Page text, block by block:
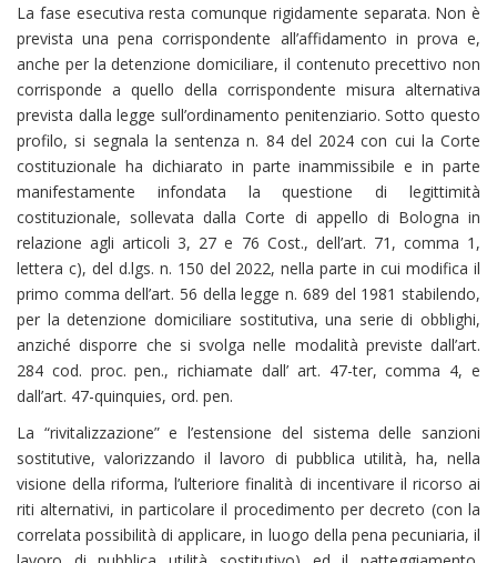
La fase esecutiva resta comunque rigidamente separata. Non è
prevista una pena corrispondente all’affidamento in prova e,
anche per la detenzione domiciliare, il contenuto precettivo non
corrisponde a quello della corrispondente misura alternativa
prevista dalla legge sull’ordinamento penitenziario. Sotto questo
profilo, si segnala la sentenza n. 84 del 2024 con cui la Corte
costituzionale ha dichiarato in parte inammissibile e in parte
manifestamente infondata la questione di legittimità
costituzionale, sollevata dalla Corte di appello di Bologna in
relazione agli articoli 3, 27 e 76 Cost., dell’art. 71, comma 1,
lettera c), del d.lgs. n. 150 del 2022, nella parte in cui modifica il
primo comma dell’art. 56 della legge n. 689 del 1981 stabilendo,
per la detenzione domiciliare sostitutiva, una serie di obblighi,
anziché disporre che si svolga nelle modalità previste dall’art.
284 cod. proc. pen., richiamate dall’ art. 47-ter, comma 4, e
dall’art. 47-quinquies, ord. pen.
La “rivitalizzazione” e l’estensione del sistema delle sanzioni
sostitutive, valorizzando il lavoro di pubblica utilità, ha, nella
visione della riforma, l’ulteriore finalità di incentivare il ricorso ai
riti alternativi, in particolare il procedimento per decreto (con la
correlata possibilità di applicare, in luogo della pena pecuniaria, il